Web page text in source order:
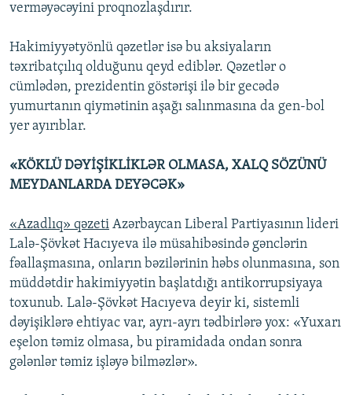
verməyəcəyini proqnozlaşdırır.
Hakimiyyətyönlü qəzetlər isə bu aksiyaların
təxribatçılıq olduğunu qeyd ediblər. Qəzetlər o
cümlədən, prezidentin göstərişi ilə bir gecədə
yumurtanın qiymətinin aşağı salınmasına da gen-bol
yer ayırıblar.
«KÖKLÜ DƏYİŞİKLİKLƏR OLMASA, XALQ SÖZÜNÜ
MEYDANLARDA DEYƏCƏK»
«Azadlıq» qəzeti Azərbaycan Liberal Partiyasının lideri
Lalə-Şövkət Hacıyeva ilə müsahibəsində gənclərin
fəallaşmasına, onların bəzilərinin həbs olunmasına, son
müddətdir hakimiyyətin başlatdığı antikorrupsiyaya
toxunub. Lalə-Şövkət Hacıyeva deyir ki, sistemli
dəyişiklərə ehtiyac var, ayrı-ayrı tədbirlərə yox: «Yuxarı
eşelon təmiz olmasa, bu piramidada ondan sonra
gələnlər təmiz işləyə bilməzlər».